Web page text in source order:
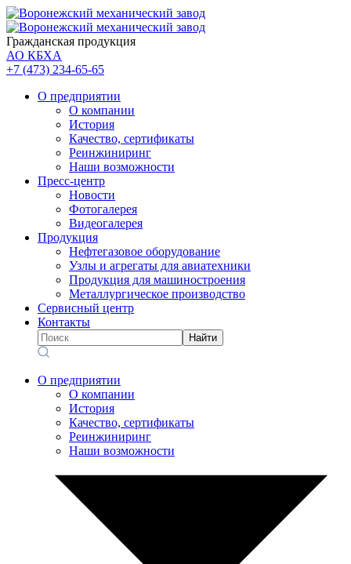
Гражданская продукция
АО КБХА
+7 (473) 234-65-65
О предприятии
О компании
История
Качество, сертификаты
Реинжиниринг
Наши возможности
Пресс-центр
Новости
Фотогалерея
Видеогалерея
Продукция
Нефтегазовое оборудование
Узлы и агрегаты для авиатехники
Продукция для машиностроения
Металлургическое производство
Сервисный центр
Контакты
Найти
О предприятии
О компании
История
Качество, сертификаты
Реинжиниринг
Наши возможности